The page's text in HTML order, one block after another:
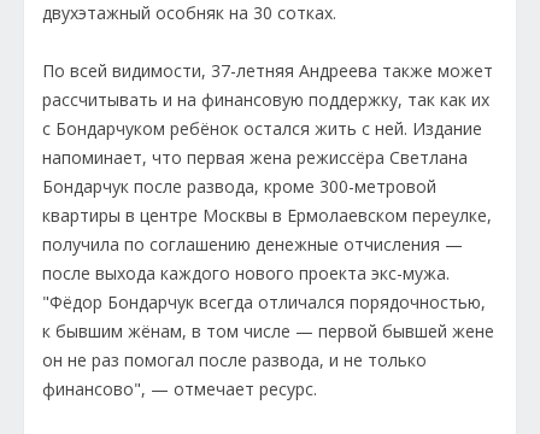
двухэтажный особняк на 30 сотках.
По всей видимости, 37-летняя Андреева также может
рассчитывать и на финансовую поддержку, так как их
с Бондарчуком ребёнок остался жить с ней. Издание
напоминает, что первая жена режиссёра Светлана
Бондарчук после развода, кроме 300-метровой
квартиры в центре Москвы в Ермолаевском переулке,
получила по соглашению денежные отчисления —
после выхода каждого нового проекта экс-мужа.
"Фёдор Бондарчук всегда отличался порядочностью,
к бывшим жёнам, в том числе — первой бывшей жене
он не раз помогал после развода, и не только
финансово", — отмечает ресурс.